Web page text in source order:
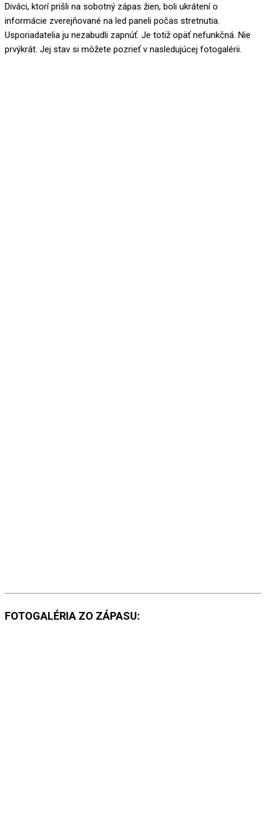
Diváci, ktorí prišli na sobotný zápas žien, boli ukrátení o
informácie zverejňované na led paneli počas stretnutia.
Usporiadatelia ju nezabudli zapnúť. Je totiž opäť nefunkčná. Nie
prvýkrát. Jej stav si môžete pozrieť v nasledujúcej fotogalérii.
FOTOGALÉRIA ZO ZÁPASU: